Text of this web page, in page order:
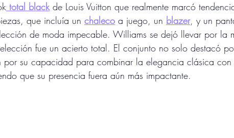
total black de Louis Vuitton que realmente marcó
que incluía un chaleco a juego, un blazer, y un
de moda impecable. Williams se dejó llevar por la
fue un acierto total. El conjunto no solo destacó
por su capacidad para combinar la elegancia clásica con
que su presencia fuera aún más impactante.